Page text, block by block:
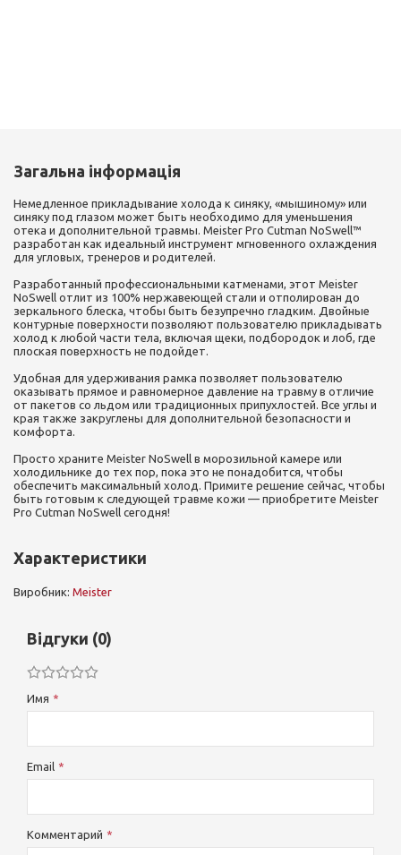
Загальна інформація
Немедленное прикладывание холода к синяку, «мышиному» или
синяку под глазом может быть необходимо для уменьшения
отека и дополнительной травмы. Meister Pro Cutman NoSwell™
разработан как идеальный инструмент мгновенного охлаждения
для угловых, тренеров и родителей.
Разработанный профессиональными катменами, этот Meister
NoSwell отлит из 100% нержавеющей стали и отполирован до
зеркального блеска, чтобы быть безупречно гладким. Двойные
контурные поверхности позволяют пользователю прикладывать
холод к любой части тела, включая щеки, подбородок и лоб, где
плоская поверхность не подойдет.
Удобная для удерживания рамка позволяет пользователю
оказывать прямое и равномерное давление на травму в отличие
от пакетов со льдом или традиционных припухлостей. Все углы и
края также закруглены для дополнительной безопасности и
комфорта.
Просто храните Meister NoSwell в морозильной камере или
холодильнике до тех пор, пока это не понадобится, чтобы
обеспечить максимальный холод. Примите решение сейчас, чтобы
быть готовым к следующей травме кожи — приобретите Meister
Pro Cutman NoSwell сегодня!
Характеристики
Виробник: Meister
Відгуки (0)
Имя
Email
Комментарий